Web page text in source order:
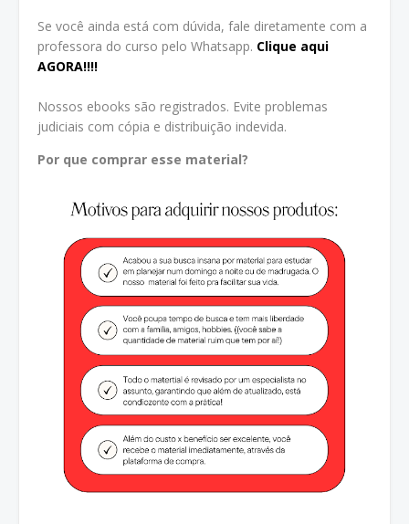
Se você ainda está com dúvida, fale diretamente com a
professora do curso pelo Whatsapp. Clique aqui
AGORA!!!!
Nossos ebooks são registrados. Evite problemas
judiciais com cópia e distribuição indevida.
Por que comprar esse material?